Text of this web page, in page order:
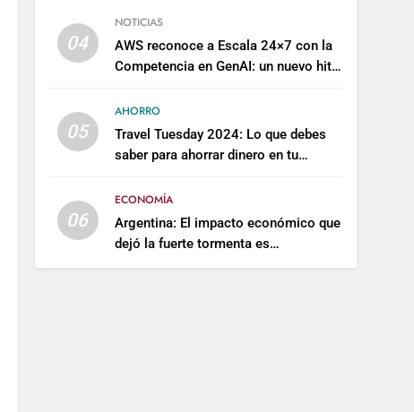
sostenible
04
NOTICIAS
AWS reconoce a Escala 24×7 con la
Competencia en GenAI: un nuevo hito
artificial empresarial
05
AHORRO
Travel Tuesday 2024: Lo que debes
saber para ahorrar dinero en tu
06
ECONOMÍA
Argentina: El impacto económico que
dejó la fuerte tormenta es
incalculable